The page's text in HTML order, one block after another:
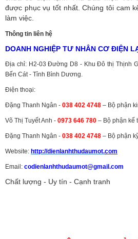
được phục vụ tốt nhất. Chúng tôi cam
làm việc.
Thông tin liên hệ
DOANH NGHIỆP TƯ NHÂN CƠ ĐIỆN
Địa chỉ: H2-03 Đường D8 - Khu Đô thị Thịnh
Bến Cát - Tỉnh Bình Dương.
Điện thoại:
Đặng Thanh Ngân - 038 402 4748 – Bộ phận
Võ Thị Tuyết Anh - 0973 646 780 – Bộ phận kế
Đặng Thanh Ngân - 038 402 4748 – Bộ phận
Website: http://dienlanhthudaumot.com
Email: codienlanhthudaumot@gmail.com
Chất lượng - Uy tín - Cạnh tranh